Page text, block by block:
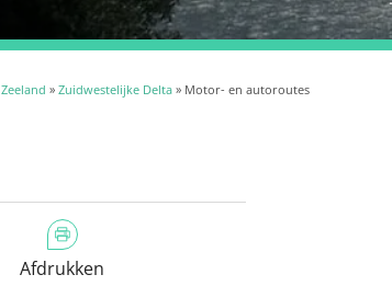
Zeeland » Zuidwestelijke Delta » Motor- en autoroutes
Afdrukken